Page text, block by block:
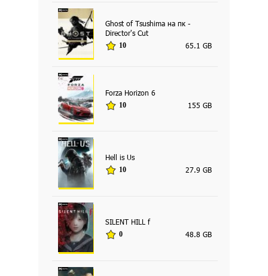
Ghost of Tsushima на пк -
Director's Cut
10 65.1 GB
Forza Horizon 6
10 155 GB
Hell is Us
10 27.9 GB
SILENT HILL f
0 48.8 GB